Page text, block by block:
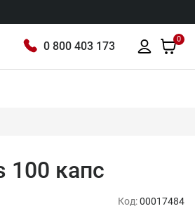
0 800 403 173
0
100 капс
Код:00017484